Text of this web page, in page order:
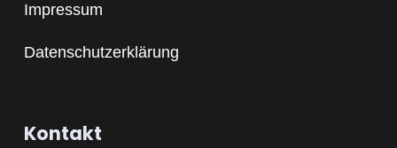
Impressum
Datenschutzerklärung
Kontakt